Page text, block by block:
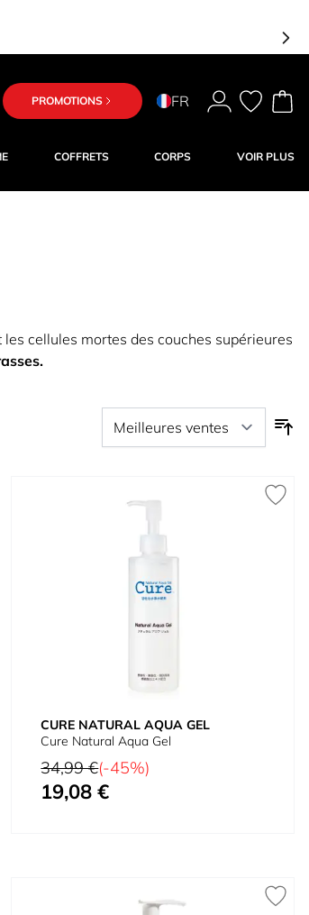
PROMOTIONS FR
COFFRETS CORPS VOIR PLUS
cellules mortes des couches supérieures
CURE NATURAL AQUA GEL
Cure Natural Aqua Gel
Prix normal
34,99 €(-45%)
Prix spécial
19,08 €